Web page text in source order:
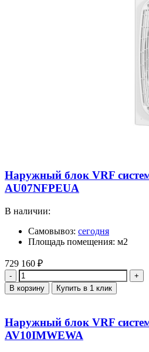
Наружный блок VRF
AU07NFPEUA
В наличии:
Самовывоз: сегодня
Площадь помещения: м2
729 160 ₽
Количество
В корзину Купить в 1 клик
Наружный блок VRF
AV10IMWEWA